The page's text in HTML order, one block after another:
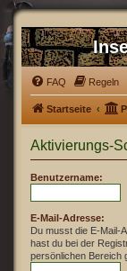
FAQ Regeln
Startseite
Aktivierungs-
Benutzername:
E-Mail-Adresse:
Du musst die E-Mail-
hast du bei der
persönlichen Bereich